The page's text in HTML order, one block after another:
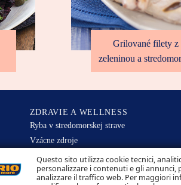
Questo sito utilizza cookie tecnici,
personalizzare i contenuti e gli annunci,
analizzare il traffico web. Per maggiori
Grilované filety z
zeleninou a
ZDRAVIE A WELLNESS
Ryba v stredomorskej strave
Vzácne zdroje
Rio Mare pre zdravie a silu detí
Zistite nutričné fakty